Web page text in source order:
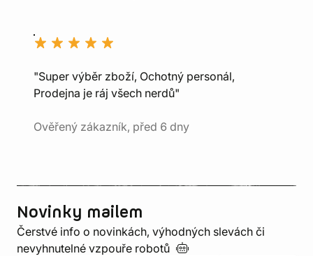
"Super výběr zboží, Ochotný personál,
Prodejna je ráj všech nerdů"
Ověřený zákazník, před 6 dny
Novinky mailem
Čerstvé info o novinkách, výhodných slevách či
nevyhnutelné vzpouře robotů